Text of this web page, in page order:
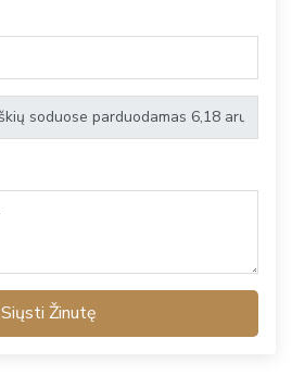
Siųsti Žinutę